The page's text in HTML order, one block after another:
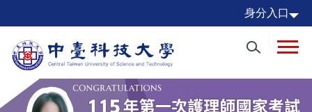
到
要
區
身分入口